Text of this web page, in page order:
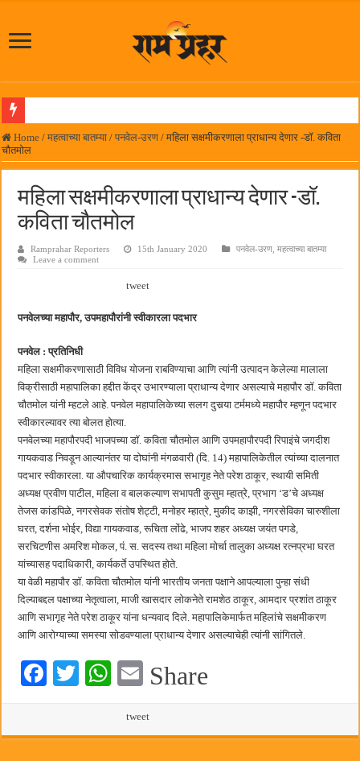
आमदार प्रशांत ठाकूर यांच्या उपस्थितीत विद्यार्थ्यांना रेनकोट, शिक्षकांना छत्री वाटप
लोकनेते रामशेठ ठाकूर समाजसेवेतील हिरा -आमदार रविशेठ पाटील
समाजप्रिय नेतृत्व आमदार प्रशांत ठाकूर यांच्या वाढदिवसानिमित्त राज्यभरातून शुभेच्छांचा वर्षाव
पनवेलमध्ये ८ ऑगस्टला महारोजगार मेळावा
जनार्दन भगत शिक्षण प्रसारक संस्थेच्या मुख्य प्रशासकीय कार्यालयासह भव्य मूट कोर्टचे बुधवारी
पालेखुर्द येथील जि.प. शाळेच्या नूतन इमारतीचे लोकनेते रामशेठ ठाकूर यांच्या उद्घाटन
हर घर तिरंगा अभियानासंदर्भात पनवेलमध्ये बैठक
छत्रपती शिवाजी महाराज महाराजस्व समाधान शिबिरास पनवेलमध्ये उत्स्फूर्त प्रतिसाद
Home / महत्वाच्या बातम्या / पनवेल-उरण / महिला सक्षमीकरणाला प्राधान्य देणार -डॉ. कविता
चौतमोल
महिला सक्षमीकरणाला प्राधान्य देणार -डॉ.
कविता चौतमोल
Ramprahar Reporters 15th January 2020 पनवेल-उरण ,महत्वाच्या बातम्या
Leave a comment
tweet
पनवेलच्या महापौर, उपमहापौरांनी स्वीकारला पदभार
पनवेल : प्रतिनिधी
महिला सक्षमीकरणासाठी विविध योजना राबविण्याचा आणि त्यांनी उत्पादन केलेल्या मालाला
विक्रीसाठी महापालिका हद्दीत केंद्र उभारण्याला प्राधान्य देणार असल्याचे महापौर डॉ. कविता
चौतमोल यांनी म्हटले आहे. पनवेल महापालिकेच्या सलग दुसर्‍या टर्ममध्ये महापौर म्हणून पदभार
स्वीकारल्यावर त्या बोलत होत्या.
पनवेलच्या महापौरपदी भाजपच्या डॉ. कविता चौतमोल आणि उपमहापौरपदी रिपाइंचे जगदीश
गायकवाड निवडून आल्यानंतर या दोघांनी मंगळवारी (दि. 14) महापालिकेतील त्यांच्या दालनात
पदभार स्वीकारला. या औपचारिक कार्यक्रमास सभागृह नेते परेश ठाकूर, स्थायी समिती
अध्यक्ष प्रवीण पाटील, महिला व बालकल्याण सभापती कुसुम म्हात्रे, प्रभाग ‘ड’चे अध्यक्ष
तेजस कांडपिळे, नगरसेवक संतोष शेट्टी, मनोहर म्हात्रे, मुकीद काझी, नगरसेविका चारुशीला
घरत, दर्शना भोईर, विद्या गायकवाड, रूचिता लोंढे, भाजप शहर अध्यक्ष जयंत पगडे,
सरचिटणीस अमरिश मोकल, पं. स. सदस्य तथा महिला मोर्चा तालुका अध्यक्ष रत्नप्रभा घरत
यांच्यासह पदाधिकारी, कार्यकर्ते उपस्थित होते.
या वेळी महापौर डॉ. कविता चौतमोल यांनी भारतीय जनता पक्षाने आपल्याला पुन्हा संधी
दिल्याबद्दल पक्षाच्या नेतृत्वाला, माजी खासदार लोकनेते रामशेठ ठाकूर, आमदार प्रशांत ठाकूर
आणि सभागृह नेते परेश ठाकूर यांना धन्यवाद दिले. महापालिकेमार्फत महिलांचे सक्षमीकरण
आणि आरोग्याच्या समस्या सोडवण्याला प्राधान्य देणार असल्याचेही त्यांनी सांगितले.
Fa T
W
ts
E
ail
Share
tweet